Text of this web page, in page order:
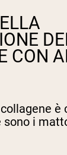
CON
è
sono i